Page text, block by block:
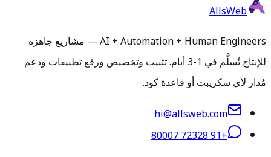
AllsWeb
AI + Automation + Human Engineers — مشاريع جاهزة
للإنتاج تُسلَّم في 1-3 أيام. تثبيت وتخصيص ورفع تطبيقات ودعم
مُدار لأي سكريبت أو قاعدة كود.
hi@allsweb.com
+91 72328 80007